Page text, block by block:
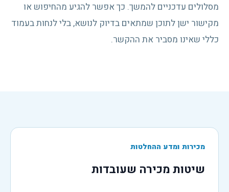
מסלולים עדכניים להמשך. כך אפשר להגיע מהחיפוש או
מקישור ישן לתוכן שמתאים בדיוק לנושא, בלי לנחות בעמוד
כללי שאינו מסביר את ההקשר.
מכירות ומדע ההחלטות
שיטות מכירה שעובדות